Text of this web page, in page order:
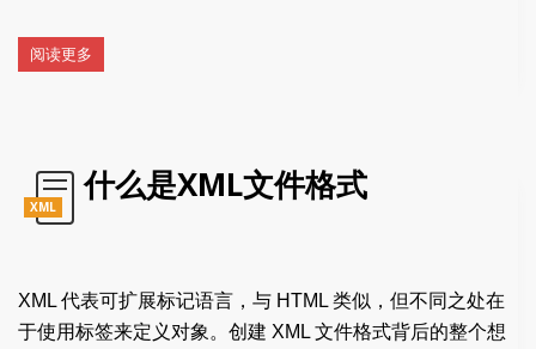
阅读更多
XML
什么是XML文件格式
XML 代表可扩展标记语言，与 HTML 类似，但不同之处在
于使用标签来定义对象。创建 XML 文件格式背后的整个想